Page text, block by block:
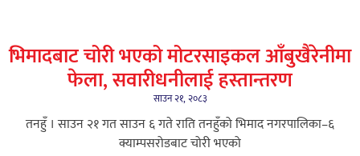
भिमादबाट चोरी भएको मोटरसाइकल आँबुखैरेनीमा
फेला, सवारीधनीलाई हस्तान्तरण
साउन २१, २०८३
तनहुँ । साउन २१ गत साउन ६ गते राति तनहुँको भिमाद नगरपालिका–६
क्याम्पसरोडबाट चोरी भएको